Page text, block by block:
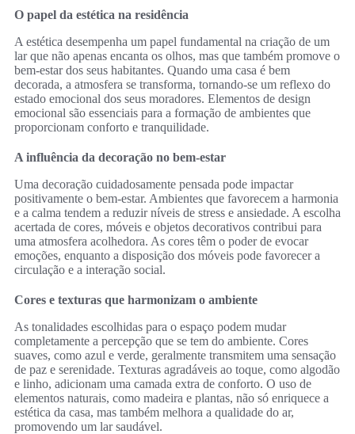
O papel da estética na residência
A estética desempenha um papel fundamental na criação de um
lar que não apenas encanta os olhos, mas que também promove o
bem-estar dos seus habitantes. Quando uma casa é bem
decorada, a atmosfera se transforma, tornando-se um reflexo do
estado emocional dos seus moradores. Elementos de design
emocional são essenciais para a formação de ambientes que
proporcionam conforto e tranquilidade.
A influência da decoração no bem-estar
Uma decoração cuidadosamente pensada pode impactar
positivamente o bem-estar. Ambientes que favorecem a harmonia
e a calma tendem a reduzir níveis de stress e ansiedade. A escolha
acertada de cores, móveis e objetos decorativos contribui para
uma atmosfera acolhedora. As cores têm o poder de evocar
emoções, enquanto a disposição dos móveis pode favorecer a
circulação e a interação social.
Cores e texturas que harmonizam o ambiente
As tonalidades escolhidas para o espaço podem mudar
completamente a percepção que se tem do ambiente. Cores
suaves, como azul e verde, geralmente transmitem uma sensação
de paz e serenidade. Texturas agradáveis ao toque, como algodão
e linho, adicionam uma camada extra de conforto. O uso de
elementos naturais, como madeira e plantas, não só enriquece a
estética da casa, mas também melhora a qualidade do ar,
promovendo um lar saudável.